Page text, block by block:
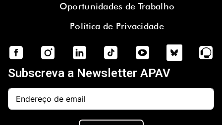
Oportunidades de Trabalho
Política de Privacidade
Subscreva a Newsletter APAV